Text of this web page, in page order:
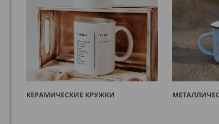
КЕРАМИЧЕСКИЕ КРУЖКИ